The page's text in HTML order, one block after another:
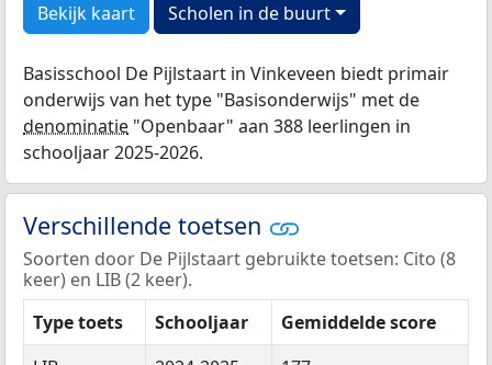
Bekijk kaart Scholen in de buurt
Basisschool De Pijlstaart in Vinkeveen biedt primair
onderwijs van het type "Basisonderwijs" met de
denominatie "Openbaar" aan 388 leerlingen in
schooljaar 2025-2026.
Verschillende toetsen
Soorten door De Pijlstaart gebruikte toetsen: Cito (8
keer) en LIB (2 keer).
Type toets
Schooljaar
Gemiddelde score